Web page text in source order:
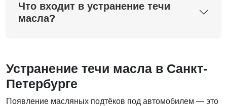
Что входит в устранение течи
масла?
Устранение течи масла в Санкт-
Петербурге
Появление масляных подтёков под автомобилем — это